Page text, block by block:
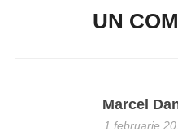
UN
Marcel
1 februarie